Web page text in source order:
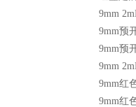
9mm
9mm预
9mm预
9mm
9mm红
9mm红